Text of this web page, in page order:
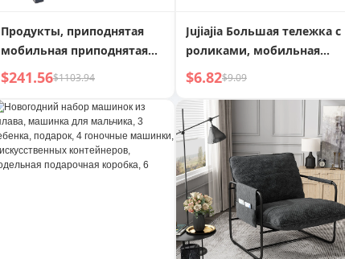
Продукты, приподнятая
мобильная приподнятая
эргономичная
сада для заднего двора,
патио с колесами, низкая
$241.56$1103.94
Jujiajia Большая тележка с
роликами, мобильная
система хранения, стойка
ранцев, полка для закусок
$6.82$9.09